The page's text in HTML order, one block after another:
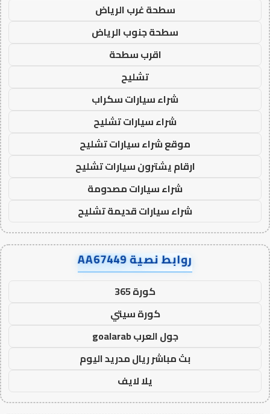
سطحة غرب الرياض
سطحة جنوب الرياض
اقرب سطحة
تشليح
شراء سيارات سكراب
شراء سيارات تشليح
موقع شراء سيارات تشليح
ارقام يشترون سيارات تشليح
شراء سيارات مصدومة
شراء سيارات قديمة تشليح
روابط نصية AA67449
كورة 365
كورة سيتي
جول العرب goalarab
بث مباشر ريال مدريد اليوم
يلا لايف